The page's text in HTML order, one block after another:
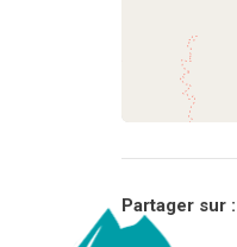
Partager sur :